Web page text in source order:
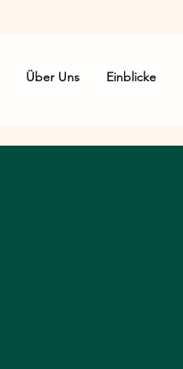
Über Uns Einblicke